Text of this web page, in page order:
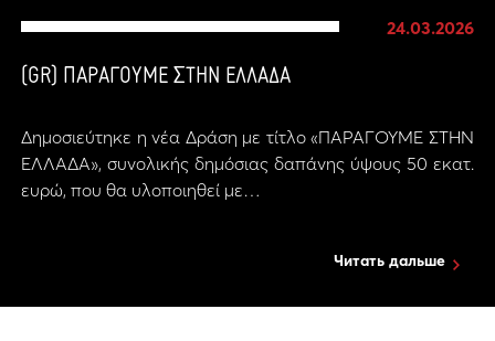
24.03.2026
(GR) ΠΑΡΑΓΟΥΜΕ ΣΤΗΝ ΕΛΛΑΔΑ
Δημοσιεύτηκε η νέα Δράση με τίτλο «ΠΑΡΑΓΟΥΜΕ ΣΤΗΝ
ΕΛΛΑΔΑ», συνολικής δημόσιας δαπάνης ύψους 50 εκατ.
ευρώ, που θα υλοποιηθεί με…
Читать дальше